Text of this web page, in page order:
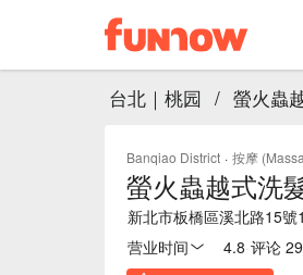
台北｜桃园 / 螢火蟲
Banqiao District · 按摩
螢火蟲越式洗
新北市板橋區溪北路15號
营业时间
4.8 评论 29